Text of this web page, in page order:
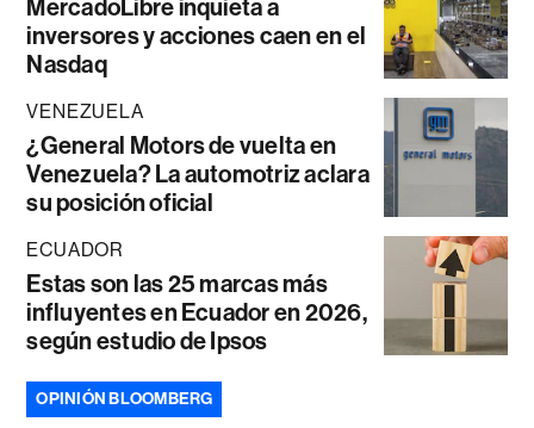
MercadoLibre inquieta a
inversores y acciones caen en el
Nasdaq
VENEZUELA
¿General Motors de vuelta en
Venezuela? La automotriz aclara
su posición oficial
ECUADOR
Estas son las 25 marcas más
influyentes en Ecuador en 2026,
según estudio de Ipsos
OPINIÓN BLOOMBERG